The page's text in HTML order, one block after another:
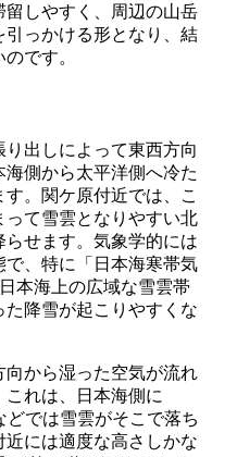
しやすく、周辺の山岳
引っかける形となり、結
です。
出しによって東西方向
側から太平洋側へ冷た
。関ケ原付近では、こ
て雪雲となりやすい北
せます。気象学的には
、特に「日本海寒帯気
本海上の広域な雪雲帯
降雪が起こりやすくな
から湿った空気が流れ
れは、日本海側に
では雪雲がそこで落ち
には適度な高さしかな